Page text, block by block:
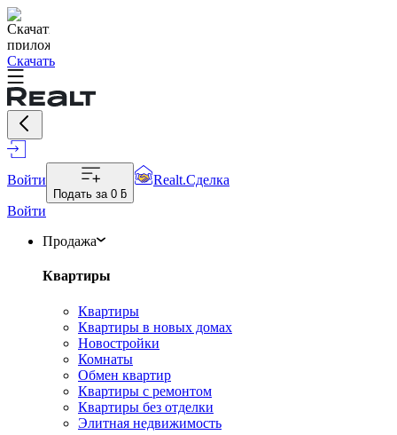
Скачать
Войти
Подать за 0 ƃ
Realt.Сделка
Войти
Продажа
Квартиры
Квартиры
Квартиры в новых домах
Новостройки
Комнаты
Обмен квартир
Квартиры с ремонтом
Квартиры без отделки
Элитная недвижимость